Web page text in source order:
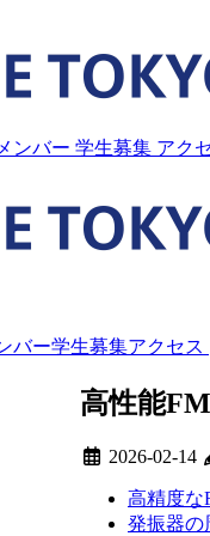
メンバー 学生募集 アク
バー学生募集アクセス
高性能
2026-02-14
高精度な
発振器の